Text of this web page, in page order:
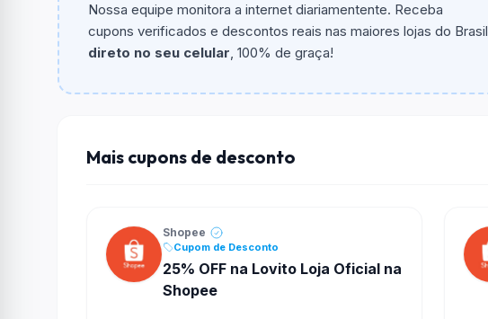
Qual é o desconto máximo?
Não informado ou sem limite.
Nossa equipe monitora a internet diariamentente. Receba
cupons verificados e descontos reais nas maiores lojas do Brasil
direto no seu celular, 100% de graça!
Mais cupons de desconto
Shopee
Cupom de Desconto
25% OFF na Lovito Loja Oficial na
Shopee